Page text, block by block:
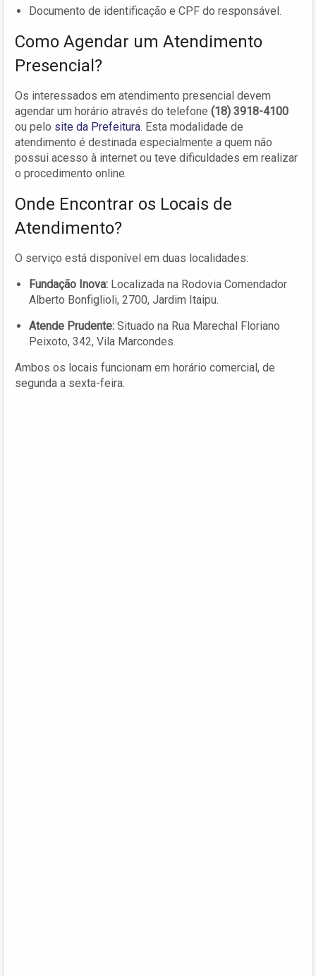
Documento de identificação e CPF do responsável.
Como Agendar um Atendimento
Presencial?
Os interessados em atendimento presencial devem
agendar um horário através do telefone (18) 3918-4100
ou pelo site da Prefeitura. Esta modalidade de
atendimento é destinada especialmente a quem não
possui acesso à internet ou teve dificuldades em realizar
o procedimento online.
Onde Encontrar os Locais de
Atendimento?
O serviço está disponível em duas localidades:
Fundação Inova: Localizada na Rodovia Comendador
Alberto Bonfiglioli, 2700, Jardim Itaipu.
Atende Prudente: Situado na Rua Marechal Floriano
Peixoto, 342, Vila Marcondes.
Ambos os locais funcionam em horário comercial, de
segunda a sexta-feira.